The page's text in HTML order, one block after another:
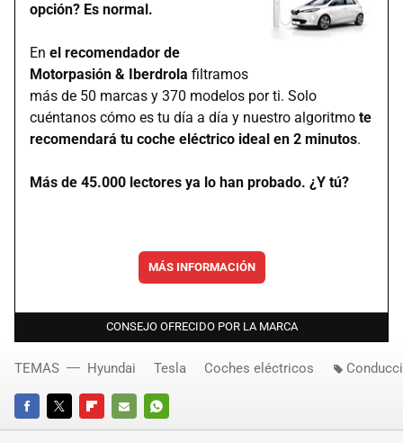
opción? Es normal.
En el recomendador de
Motorpasión & Iberdrola filtramos
más de 50 marcas y 370 modelos por ti. Solo
cuéntanos cómo es tu día a día y nuestro algoritmo te
recomendará tu coche eléctrico ideal en 2 minutos.
Más de 45.000 lectores ya lo han probado. ¿Y tú?
MÁS INFORMACIÓN
CONSEJO OFRECIDO POR LA MARCA
FACEBOOKTWITTERFLIPBOARD
E-
WHATSAPP
TEMAS Hyundai Tesla Coches eléctricos